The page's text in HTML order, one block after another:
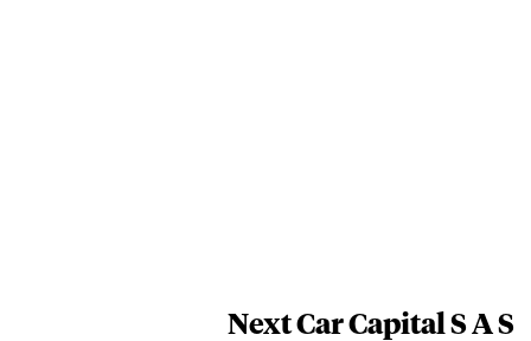
Next Car Capital S A S